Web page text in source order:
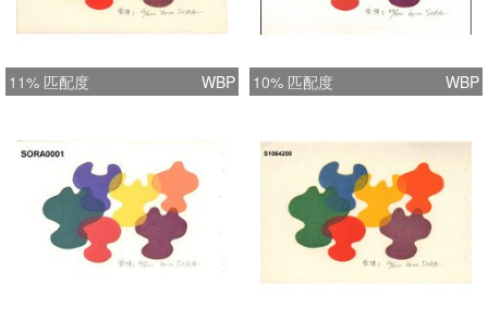
11% 匹配度 WBP 10% 匹配度 WBP